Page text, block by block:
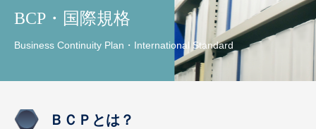
BCP・国際規格
Business Continuity Plan・International Standard
ＢＣＰとは？